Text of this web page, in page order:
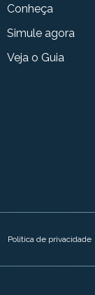
Conheça
Simule agora
Veja o Guia
Política de privacidade